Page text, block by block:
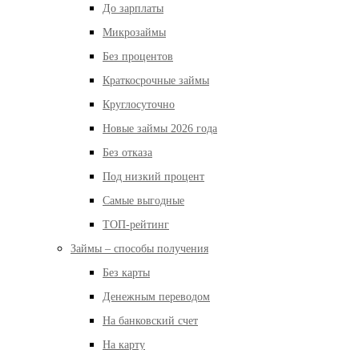
До зарплаты
Микрозаймы
Без процентов
Краткосрочные займы
Круглосуточно
Новые займы 2026 года
Без отказа
Под низкий процент
Самые выгодные
ТОП-рейтинг
Займы – способы получения
Без карты
Денежным переводом
На банковский счет
На карту